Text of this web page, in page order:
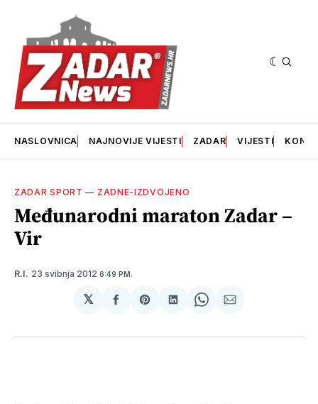
NASLOVNICA NAJNOVIJE VIJESTI ZADAR VIJESTI
ZADAR SPORT — ZADNE-IZDVOJENO
Međunarodni maraton Zadar –
Vir
R.I. 23 svibnja 2012 6:49 PM.
𝕏
podijeliSharepodijeliSharepodijeli